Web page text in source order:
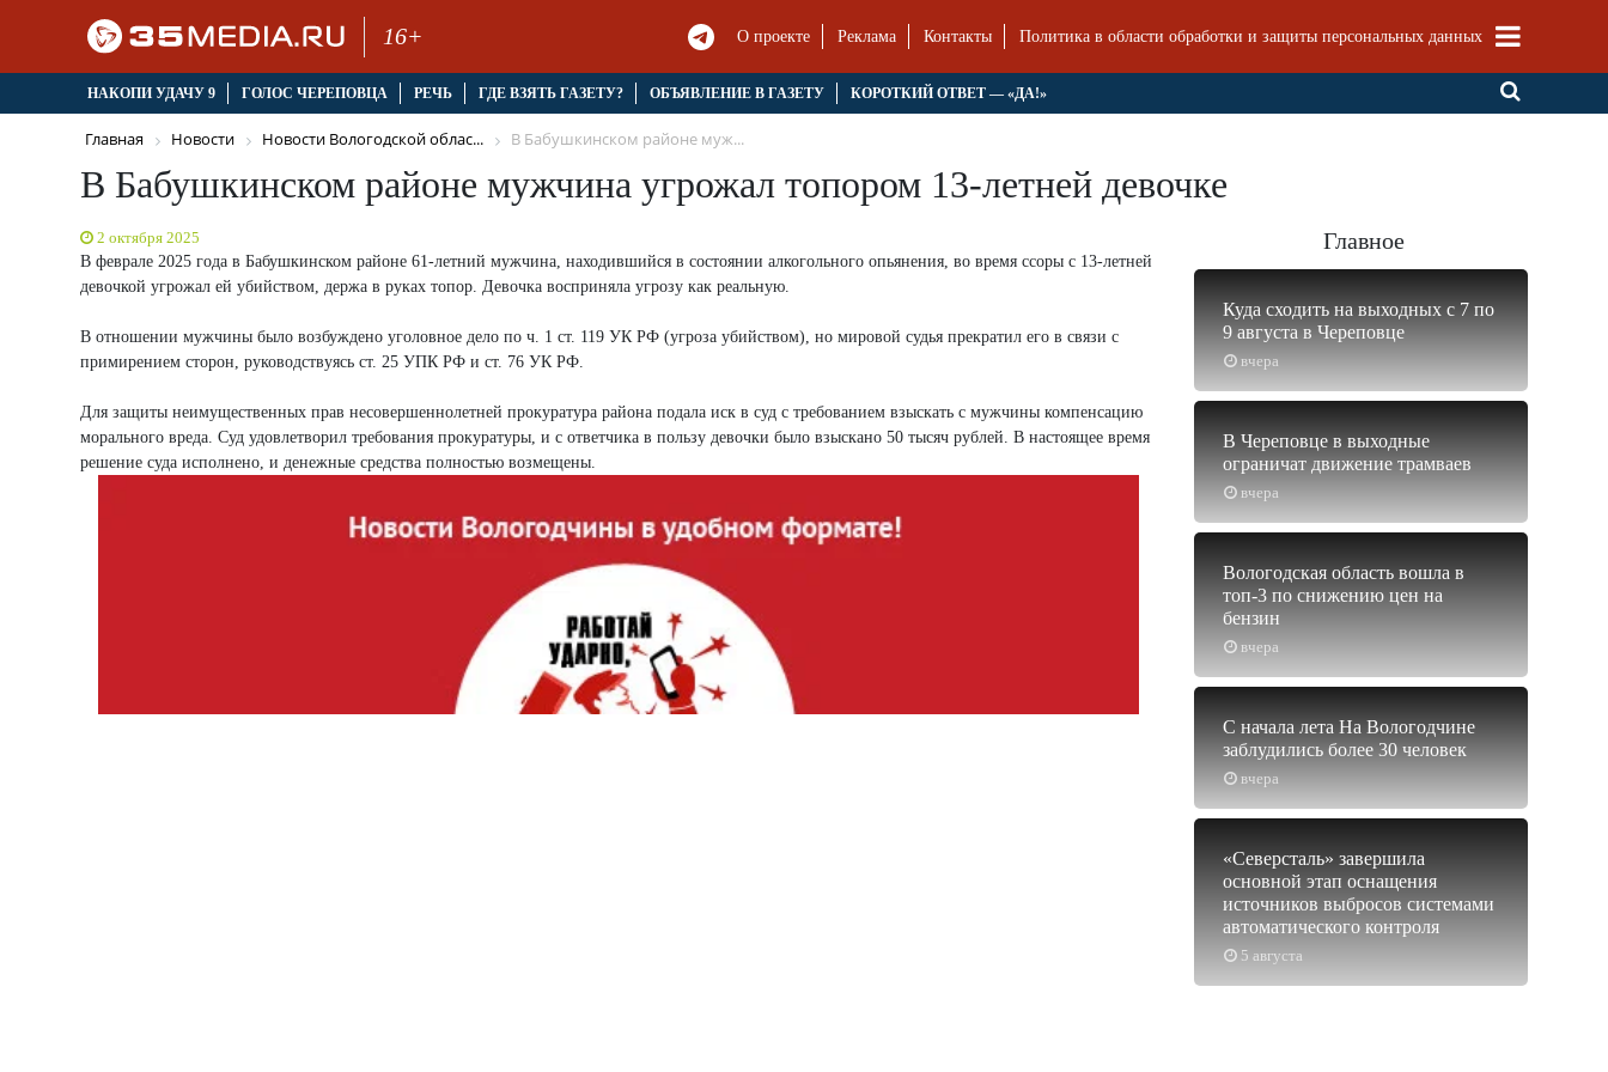
16+ О проекте Реклама Контакты Политика в области обработки и защиты персональных данных
НАКОПИ УДАЧУ 9 ГОЛОС ЧЕРЕПОВЦА РЕЧЬ ГДЕ ВЗЯТЬ ГАЗЕТУ? ОБЪЯВЛЕНИЕ В ГАЗЕТУ КОРОТКИЙ ОТВЕТ — «ДА!»
Главная Новости Новости Вологодской облас... В Бабушкинском районе муж...
В Бабушкинском районе мужчина угрожал топором 13-летней девочке
2 октября 2025
В феврале 2025 года в Бабушкинском районе 61-летний мужчина, находившийся в состоянии алкогольного опьянения, во время ссоры с 13-летней
девочкой угрожал ей убийством, держа в руках топор. Девочка восприняла угрозу как реальную.
В отношении мужчины было возбуждено уголовное дело по ч. 1 ст. 119 УК РФ (угроза убийством), но мировой судья прекратил его в связи с
примирением сторон, руководствуясь ст. 25 УПК РФ и ст. 76 УК РФ.
Для защиты неимущественных прав несовершеннолетней прокуратура района подала иск в суд с требованием взыскать с мужчины компенсацию
морального вреда. Суд удовлетворил требования прокуратуры, и с ответчика в пользу девочки было взыскано 50 тысяч рублей. В настоящее время
решение суда исполнено, и денежные средства полностью возмещены.
Главное
вчера
Куда сходить на выходных с 7 по
9 августа в Череповце
вчера
В Череповце в выходные
ограничат движение трамваев
вчера
Вологодская область вошла в
топ-3 по снижению цен на
бензин
вчера
С начала лета На Вологодчине
заблудились более 30 человек
5 августа
«Северсталь» завершила
основной этап оснащения
источников выбросов системами
автоматического контроля